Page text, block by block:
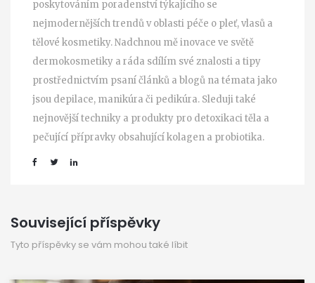
poskytováním poradenství týkajícího se
nejmodernějších trendů v oblasti péče o pleť, vlasů a
tělové kosmetiky. Nadchnou mě inovace ve světě
dermokosmetiky a ráda sdílím své znalosti a tipy
prostřednictvím psaní článků a blogů na témata jako
jsou depilace, manikúra či pedikúra. Sleduji také
nejnovější techniky a produkty pro detoxikaci těla a
pečující přípravky obsahující kolagen a probiotika.
Související příspěvky
Tyto příspěvky se vám mohou také líbit